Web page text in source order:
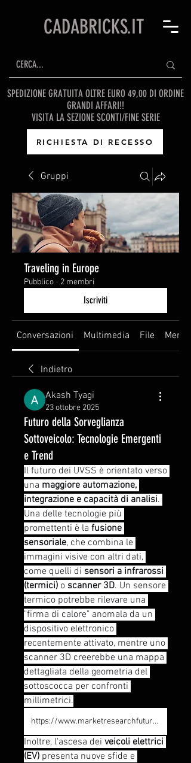
CADABRICKS.IT
SPEDIZIONE GRATUITA OLTRE EURO 49,00 DI ORDINE
GRANDI AFFARI!!
VISITA LA SEZIONE SCONTI/FINE SERIE
RICHIESTA DI RECESSO
Gruppi
Traveling in Europe
Pubblico · 2 membri
Iscriviti
Conversazioni Multimedia File Membri
Indietro
Akash Tyagi
23 ottobre 2025
Futuro della Sorveglianza
Sottoveicolo: Tecnologie Emergenti
e Trend
Il futuro dei UVSS è orientato verso
una maggiore automazione,
integrazione e capacità di analisi.
Una delle tecnologie più
promettenti è la fusione
sensoriale, che combina le
immagini visive con altri dati,
come quelli di sensori a infrarossi
(termici) o scanner 3D. Un sensore
termico potrebbe rilevare una
"firma di calore" anomala da un
dispositivo elettronico
recentemente attivato, mentre uno
scanner 3D creerebbe una mappa
dettagliata della geometria del
sottoscocca per confronti
millimetrici.
https://www.marketresearchfuture.com/reports/under-vehicle-surveillance-market-4301
Inoltre, l'ascesa dei veicoli elettrici
(EV) presenta nuove sfide e